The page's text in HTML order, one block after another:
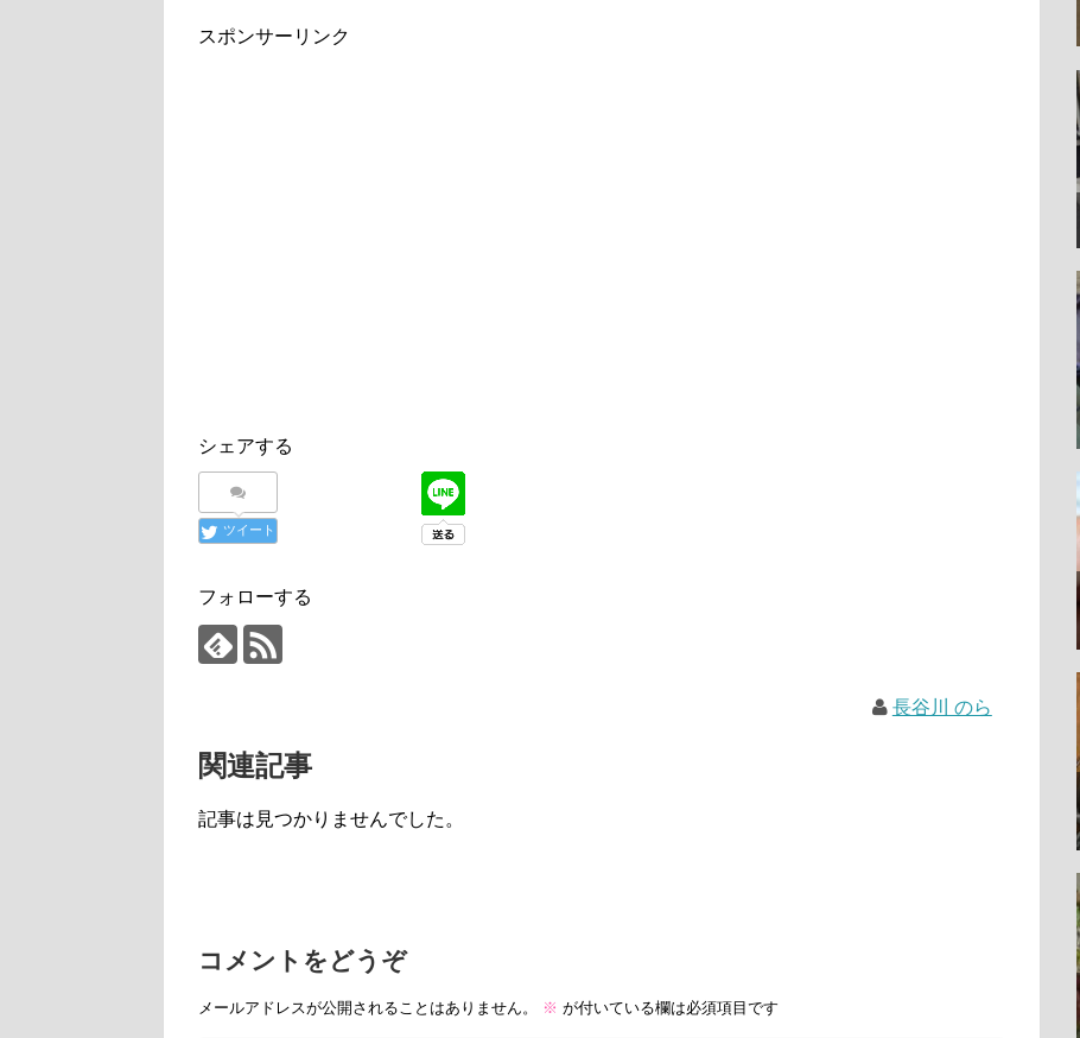
スポンサーリンク
シェアする
ツイート
フォローする
長谷川 のら
関連記事
記事は見つかりませんでした。
コメントをどうぞ
メールアドレスが公開されることはありません。 ※ が付いている欄は必須項目です